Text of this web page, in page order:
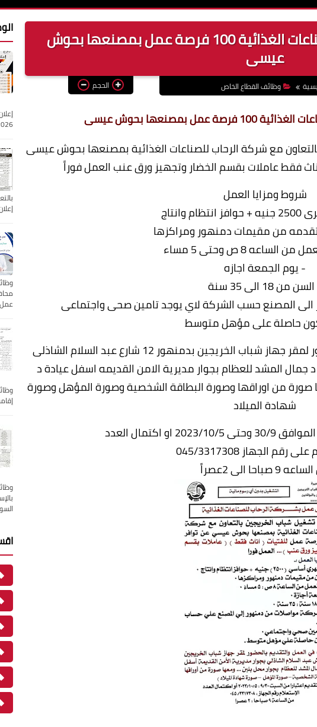
فرص عمل بشركة الرحاب للصناعات الغذائية 100 فرصة عمل بمصنعها بحوش
عيسى
وظائف القطاع الخاص الحجم
بمصنعها بحوش عيسى
مع شركة الرحاب للصناعات الغذائية بمصنعها بحوش عيسى
شروط ومزايا العمل
وانتاج
من مقيمات دمنهور ومراكزها
8 ص وحتى 5 مساء
- يوم الجمعة اجازه
من 18 الى 35 سنة
المصنع حسب الشركة لاي يوجد تامين صحى واجتماعى
حاصلة على مؤهل متوسط
وعلى من ترغب فى العمل والتقديم الحضور لمقر جهاز شباب الخريجين بدمنهور 12 شارع عبد السلام الشاذلى
جمال المشد للعظام بجوار مديرية الامن القديمه اسفل عيادة د
من اوراقها وصورة البطاقة الشخصية وصورة المؤهل وصورة
شهادة الميلاد
او اكتمال العدد
رقم الجهاز 045/3317308
9 صباحا الى 2عصراً
2027/2026 تعلن
إعلان خارجي
إقامة